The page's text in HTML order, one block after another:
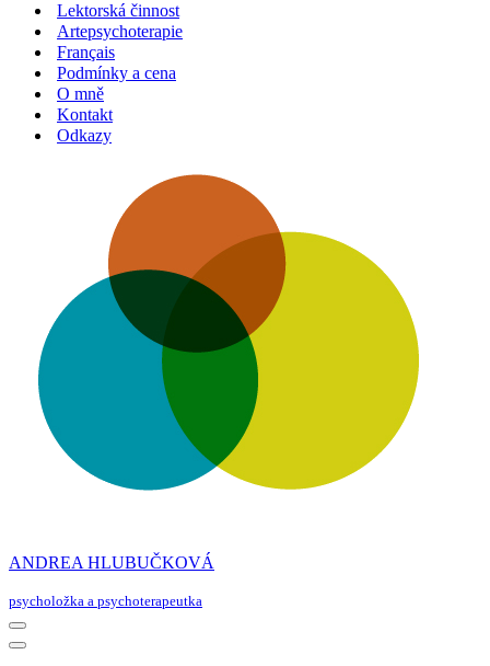
Lektorská činnost
Artepsychoterapie
Français
Podmínky a cena
O mně
Kontakt
Odkazy
ANDREA HLUBUČKOVÁ
psycholožka a psychoterapeutka
Navigační
menu
Navigační